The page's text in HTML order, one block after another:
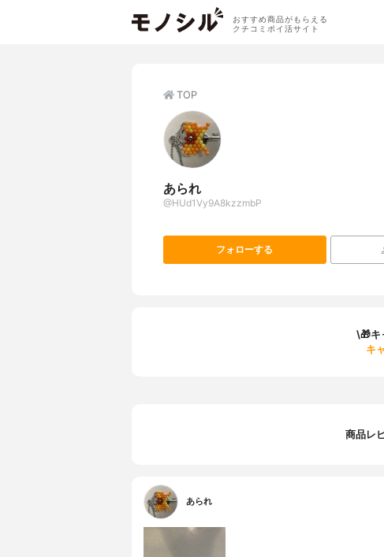
おすすめ商品がもらえる
クチコミポイ活サイト
TOP
あられ
@HUd1Vy9A8kzzmbP
フォローする
\🎁キ
キ
商品レ
あられ